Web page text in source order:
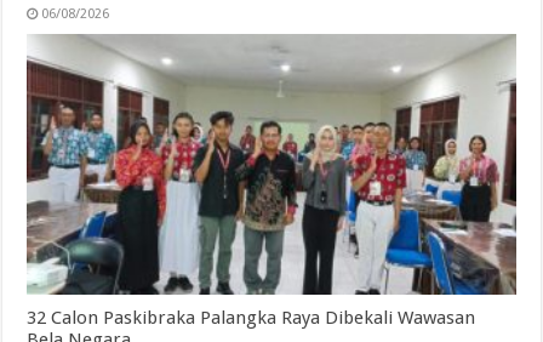
06/08/2026
32 Calon Paskibraka Palangka Raya Dibekali Wawasan